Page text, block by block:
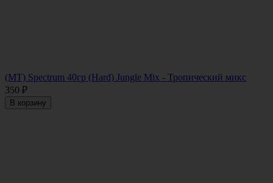
(MT) Spectrum 40гр (Hard) Jungle Mix - Тропический микс
350 ₽
В корзину